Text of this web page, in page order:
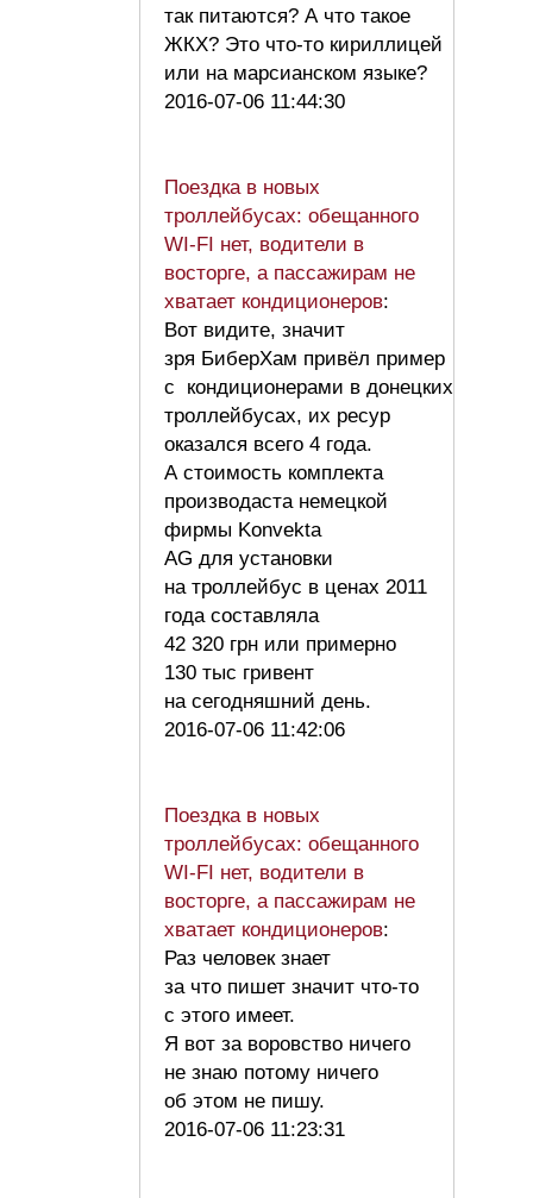
так питаются? А что такое
ЖКХ? Это что-то кириллицей
или на марсианском языке?
2016-07-06 11:44:30
Поездка в новых
троллейбусах: обещанного
WI-FI нет, водители в
восторге, а пассажирам не
хватает кондиционеров:
Вот видите, значит
зря БиберХам привёл пример
с кондиционерами в донецких
троллейбусах, их ресур
оказался всего 4 года.
А стоимость комплекта
производаста немецкой
фирмы Konvekta
AG для установки
на троллейбус в ценах 2011
года составляла
42 320 грн или примерно
130 тыс гривент
на сегодняшний день.
2016-07-06 11:42:06
Поездка в новых
троллейбусах: обещанного
WI-FI нет, водители в
восторге, а пассажирам не
хватает кондиционеров:
Раз человек знает
за что пишет значит что-то
с этого имеет.
Я вот за воровство ничего
не знаю потому ничего
об этом не пишу.
2016-07-06 11:23:31